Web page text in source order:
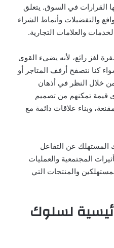
القرارات في السوق. يتعلق
والتفضيلات وأنماط الشراء
والعلامات التجارية.
لغز رائع، لأنه يضيء القوى
كنا نتصفح أرفف المتاجر أو
خلال النظر في أذهان
قيمة تمكنهم من تصميم
وبناء علاقات دائمة مع
عن التفاعل
المجتمعية والعمليات
والمنتجات التي
لسلوك